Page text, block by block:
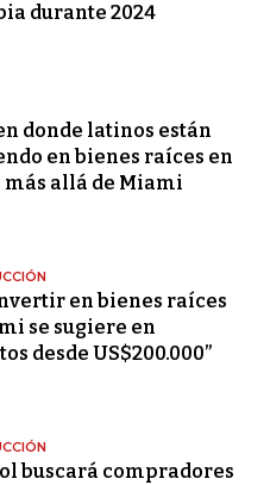
durante 2024
donde latinos están
en bienes raíces en
más allá de Miami
en bienes raíces
se sugiere en
desde US$200.000”
buscará compradores